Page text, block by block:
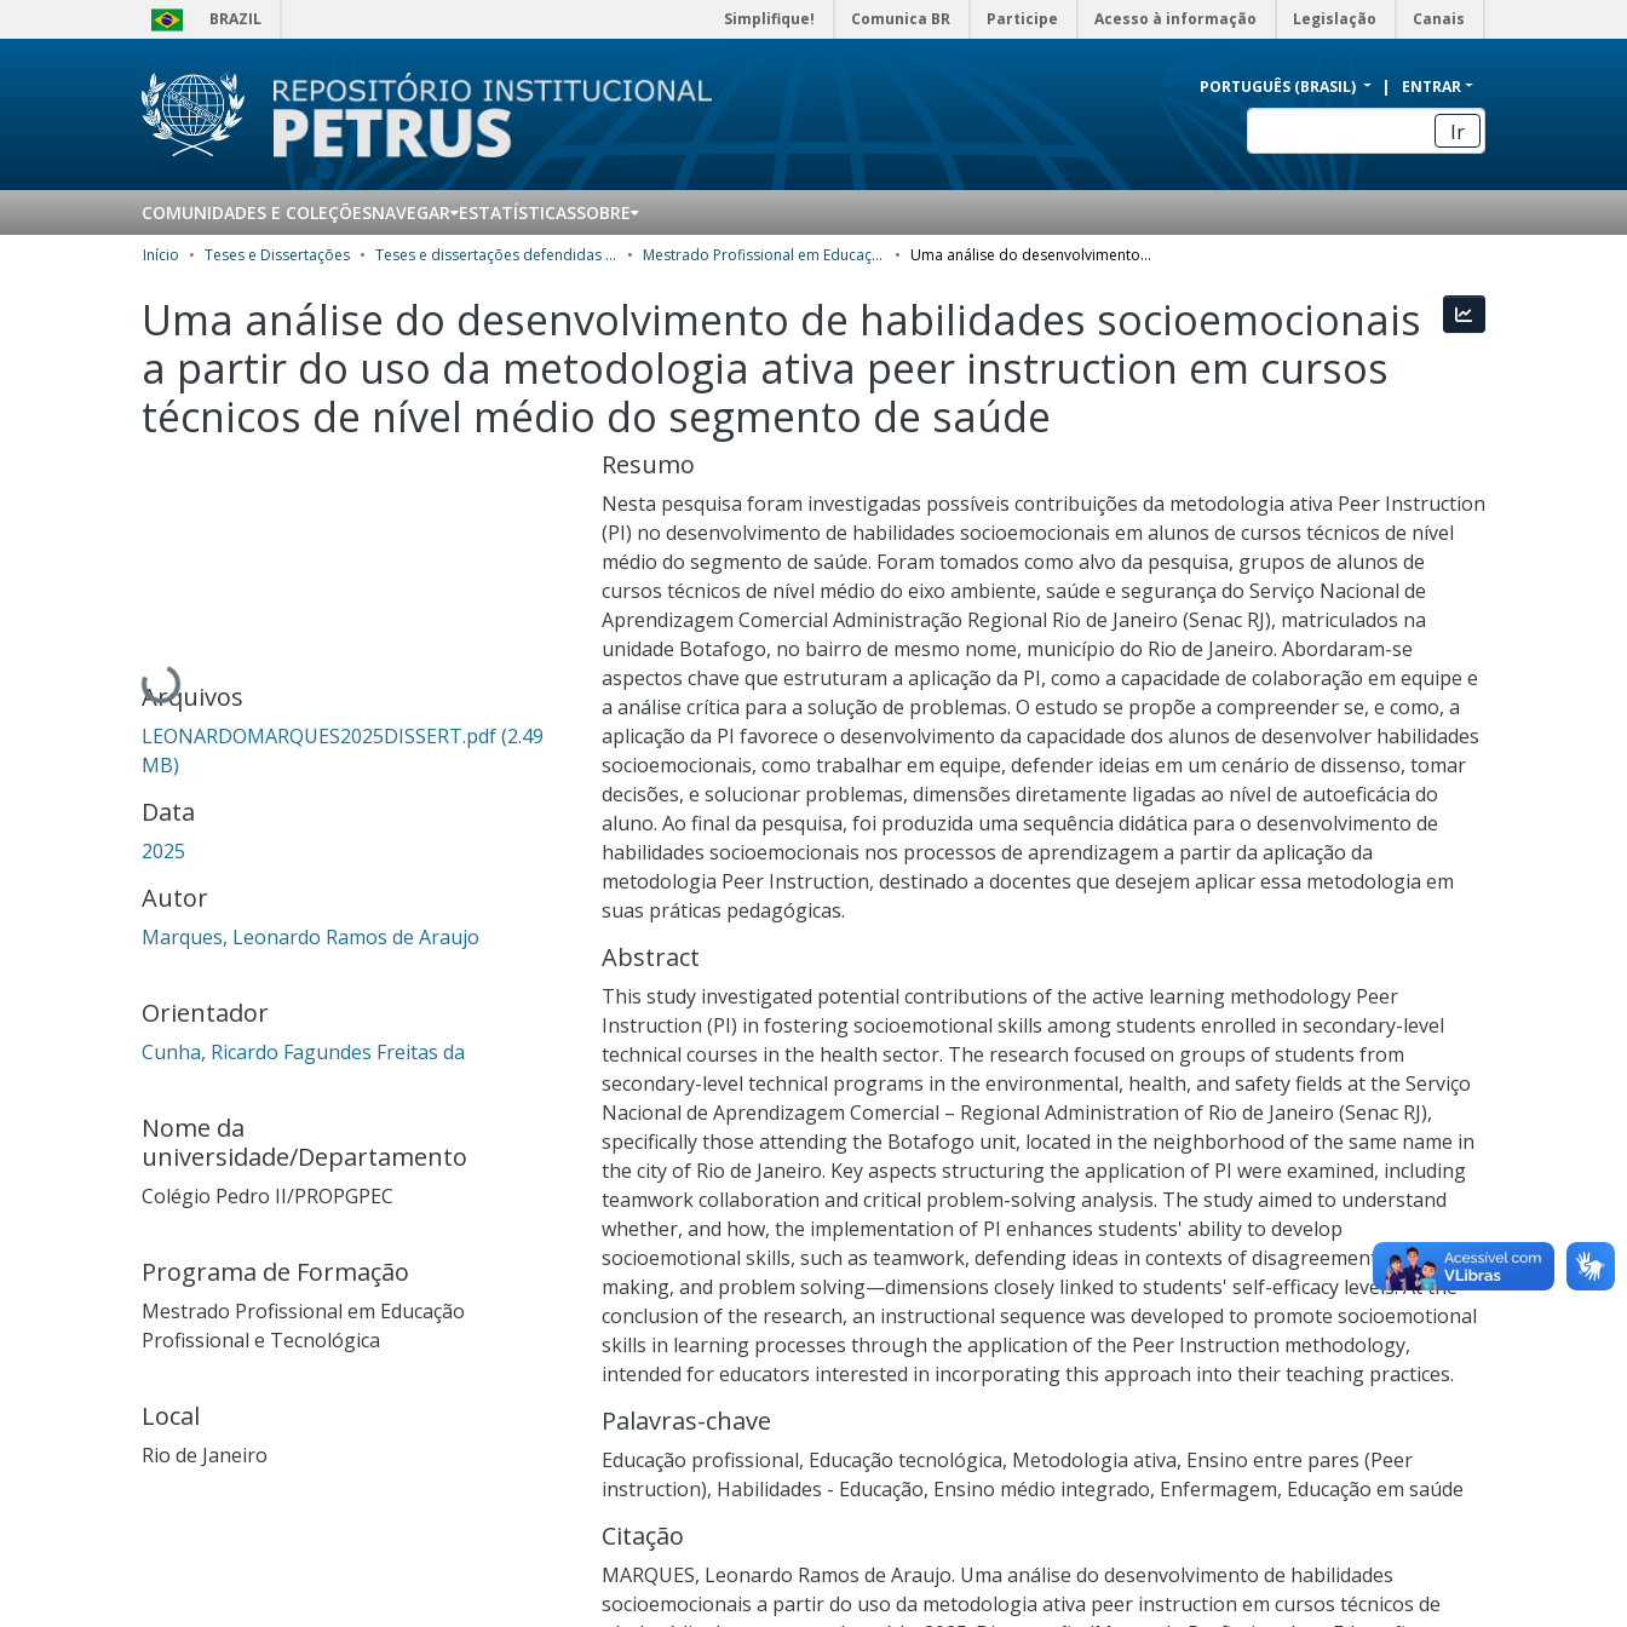
BRAZIL Simplifique! Comunica BR Participe Acesso à informação Legislação Canais
PORTUGUÊS (BRASIL) ENTRAR
Ir
COMUNIDADES E COLEÇÕESNAVEGAR ESTATÍSTICASSOBRE
Início Teses e Dissertações Teses e dissertações defendidas no CPII Mestrado Profissional em Educação Profissional e Tecnológica (ProfEPT) - Dissertações Uma análise do desenvolvimento de habilidades socioemocionais a partir do uso da metodologia ativa peer instruction em cursos técnicos de nível médio do segmento de saúde
Uma análise do desenvolvimento de habilidades socioemocionais
a partir do uso da metodologia ativa peer instruction em cursos
técnicos de nível médio do segmento de saúde
Carregando...
Arquivos
LEONARDOMARQUES2025DISSERT.pdf(2.49
MB)
Data
2025
Autor
Marques, Leonardo Ramos de Araujo
Orientador
Cunha, Ricardo Fagundes Freitas da
Nome da
universidade/Departamento
Colégio Pedro II/PROPGPEC
Programa de Formação
Mestrado Profissional em Educação
Profissional e Tecnológica
Local
Rio de Janeiro
Resumo
Nesta pesquisa foram investigadas possíveis contribuições da metodologia ativa Peer Instruction
(PI) no desenvolvimento de habilidades socioemocionais em alunos de cursos técnicos de nível
médio do segmento de saúde. Foram tomados como alvo da pesquisa, grupos de alunos de
cursos técnicos de nível médio do eixo ambiente, saúde e segurança do Serviço Nacional de
Aprendizagem Comercial Administração Regional Rio de Janeiro (Senac RJ), matriculados na
unidade Botafogo, no bairro de mesmo nome, município do Rio de Janeiro. Abordaram-se
aspectos chave que estruturam a aplicação da PI, como a capacidade de colaboração em equipe e
a análise crítica para a solução de problemas. O estudo se propõe a compreender se, e como, a
aplicação da PI favorece o desenvolvimento da capacidade dos alunos de desenvolver habilidades
socioemocionais, como trabalhar em equipe, defender ideias em um cenário de dissenso, tomar
decisões, e solucionar problemas, dimensões diretamente ligadas ao nível de autoeficácia do
aluno. Ao final da pesquisa, foi produzida uma sequência didática para o desenvolvimento de
habilidades socioemocionais nos processos de aprendizagem a partir da aplicação da
metodologia Peer Instruction, destinado a docentes que desejem aplicar essa metodologia em
suas práticas pedagógicas.
Abstract
This study investigated potential contributions of the active learning methodology Peer
Instruction (PI) in fostering socioemotional skills among students enrolled in secondary-level
technical courses in the health sector. The research focused on groups of students from
secondary-level technical programs in the environmental, health, and safety fields at the Serviço
Nacional de Aprendizagem Comercial – Regional Administration of Rio de Janeiro (Senac RJ),
specifically those attending the Botafogo unit, located in the neighborhood of the same name in
the city of Rio de Janeiro. Key aspects structuring the application of PI were examined, including
teamwork collaboration and critical problem-solving analysis. The study aimed to understand
whether, and how, the implementation of PI enhances students' ability to develop
socioemotional skills, such as teamwork, defending ideas in contexts of disagreement, decision-
making, and problem solving—dimensions closely linked to students' self-efficacy levels. At the
conclusion of the research, an instructional sequence was developed to promote socioemotional
skills in learning processes through the application of the Peer Instruction methodology,
intended for educators interested in incorporating this approach into their teaching practices.
Palavras-chave
Educação profissional, Educação tecnológica, Metodologia ativa, Ensino entre pares (Peer
instruction), Habilidades - Educação, Ensino médio integrado, Enfermagem, Educação em saúde
Citação
MARQUES, Leonardo Ramos de Araujo. Uma análise do desenvolvimento de habilidades
socioemocionais a partir do uso da metodologia ativa peer instruction em cursos técnicos de